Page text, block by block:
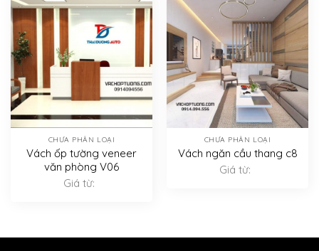
CHƯA PHÂN LOẠI
Vách ốp tường veneer
văn phòng V06
Giá từ:
CHƯA PHÂN LOẠI
Vách ngăn cầu thang c8
Giá từ: